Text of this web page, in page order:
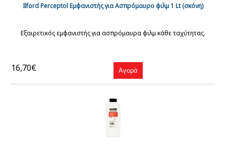
Ilford Perceptol Εμφανιστής για Ασπρόμαυρο φιλμ 1 Lt (σκόνη)
Εξαιρετικός εμφανιστής για ασπρόμαυρα φιλμ κάθε ταχύτητας.
16,70€